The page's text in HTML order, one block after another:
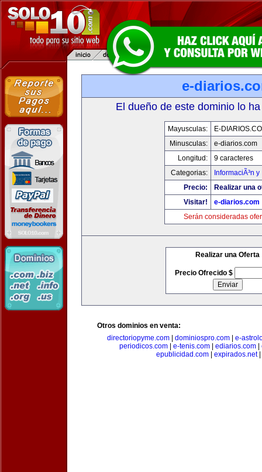
e-
El dueño de este dominio lo
Mayusculas:
E-
Minusculas:
e-diarios.com
Longitud:
9 caracteres
Categorias:
InformaciÃ³n
Precio:
Realizar una
Visitar!
e-diarios.com
Serán consideradas
Realizar una Oferta
Precio Ofrecido $
Otros dominios en venta:
directoriopyme.com| dominiospro.com| e-
periodicos.com| e-tenis.com| ediarios.com|
epublicidad.com
expirados.net|